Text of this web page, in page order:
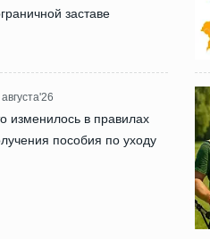
заставе
изменилось в правилах
пособия по уходу